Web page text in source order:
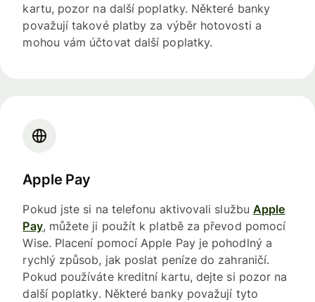
kartu, pozor na další poplatky. Některé banky
považují takové platby za výběr hotovosti a
mohou vám účtovat další poplatky.
Apple Pay
Pokud jste si na telefonu aktivovali službu Apple
Pay, můžete ji použít k platbě za převod pomocí
Wise. Placení pomocí Apple Pay je pohodlný a
rychlý způsob, jak poslat peníze do zahraničí.
Pokud používáte kreditní kartu, dejte si pozor na
další poplatky. Některé banky považují tyto